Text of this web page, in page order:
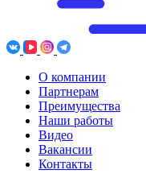
О компании
Партнерам
Преимущества
Наши работы
Видео
Вакансии
Контакты